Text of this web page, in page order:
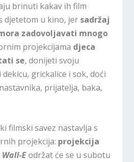
brinuti kakav ih film
djetetom u kino, jer sadržaj
zadovoljavati mnogo
projekcijama djeca
se, donijeti svoju
grickalice i sok, doći
prijatelja, baka,
filmski savez nastavlja s
projekcija: projekcija
Wall-Eodržat će se u subotu